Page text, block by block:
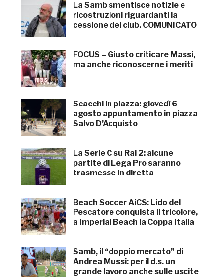
La Samb smentisce notizie e
ricostruzioni riguardanti la
cessione del club. COMUNICATO
FOCUS – Giusto criticare Massi,
ma anche riconoscerne i meriti
Scacchi in piazza: giovedì 6
agosto appuntamento in piazza
Salvo D’Acquisto
La Serie C su Rai 2: alcune
partite di Lega Pro saranno
trasmesse in diretta
Beach Soccer AiCS: Lido del
Pescatore conquista il tricolore,
a Imperial Beach la Coppa Italia
Samb, il “doppio mercato” di
Andrea Mussi: per il d.s. un
grande lavoro anche sulle uscite